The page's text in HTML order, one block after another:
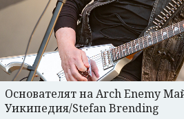
Основателят на Arch Enemy
Уикипедия/Stefan Brending